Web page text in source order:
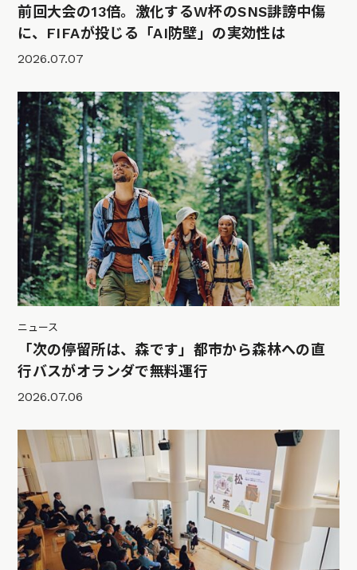
前回大会の13倍。激化するW杯のSNS誹謗中傷
に、FIFAが投じる「AI防壁」の実効性は
2026.07.07
ニュース
「次の停留所は、森です」都市から森林への直
行バスがオランダで無料運行
2026.07.06